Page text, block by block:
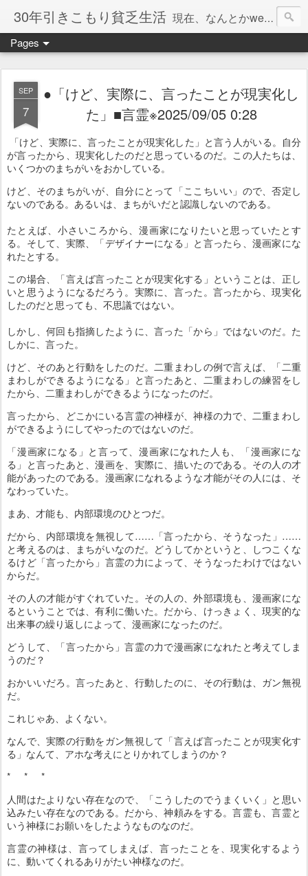
30年引きこもり貧乏生活 現在、なんとかweb系の仕事で食べています。このブログで扱う問題は「この世とはなにか」「人生とはなにか」「人間とはなにか」「強迫神経症の原因と解決法」「うつ病の原因と寄り添う方法」「家族の問題」などについてです。
Pages
SEP
7
●「けど、実際に、言ったことが現実化し
た」■言霊※2025/09/05 0:28
「けど、実際に、言ったことが現実化した」と言う人がいる。自分
が言ったから、現実化したのだと思っているのだ。この人たちは、
いくつかのまちがいをおかしている。
けど、そのまちがいが、自分にとって「ここちいい」ので、否定し
ないのである。あるいは、まちがいだと認識しないのである。
たとえば、小さいころから、漫画家になりたいと思っていたとす
る。そして、実際、「デザイナーになる」と言ったら、漫画家にな
れたとする。
この場合、「言えば言ったことが現実化する」ということは、正し
いと思うようになるだろう。実際に、言った。言ったから、現実化
したのだと思っても、不思議ではない。
しかし、何回も指摘したように、言った「から」ではないのだ。た
しかに、言った。
けど、そのあと行動をしたのだ。二重まわしの例で言えば、「二重
まわしができるようになる」と言ったあと、二重まわしの練習をし
たから、二重まわしができるようになったのだ。
言ったから、どこかにいる言霊の神様が、神様の力で、二重まわし
ができるようにしてやったのではないのだ。
「漫画家になる」と言って、漫画家になれた人も、「漫画家にな
る」と言ったあと、漫画を、実際に、描いたのである。その人の才
能があったのである。漫画家になれるような才能がその人には、そ
なわっていた。
まあ、才能も、内部環境のひとつだ。
だから、内部環境を無視して……「言ったから、そうなった」……
と考えるのは、まちがいなのだ。どうしてかというと、しつこくな
るけど「言ったから」言霊の力によって、そうなったわけではない
からだ。
その人の才能がすぐれていた。その人の、外部環境も、漫画家にな
るということでは、有利に働いた。だから、けっきょく、現実的な
出来事の繰り返しによって、漫画家になったのだ。
どうして、「言ったから」言霊の力で漫画家になれたと考えてしま
うのだ？
おかいいだろ。言ったあと、行動したのに、その行動は、ガン無視
だ。
これじゃあ、よくない。
なんで、実際の行動をガン無視して「言えば言ったことが現実化す
る」なんて、アホな考えにとりかれてしまうのか？
* * *
人間はたよりない存在なので、「こうしたのでうまくいく」と思い
込みたい存在なのである。だから、神頼みをする。言霊も、言霊と
いう神様にお願いをしたようなものなのだ。
言霊の神様は、言ってしまえば、言ったことを、現実化するよう
に、動いてくれるありがたい神様なのだ。